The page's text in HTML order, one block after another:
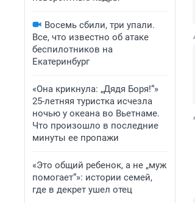
Восемь сбили, три упали.
Все, что известно об атаке
беспилотников на
Екатеринбург
«Она крикнула: „Дядя Боря!“»
25-летняя туристка исчезла
ночью у океана во Вьетнаме.
Что произошло в последние
минуты ее пропажи
«Это общий ребенок, а не „муж
помогает“»: истории семей,
где в декрет ушел отец